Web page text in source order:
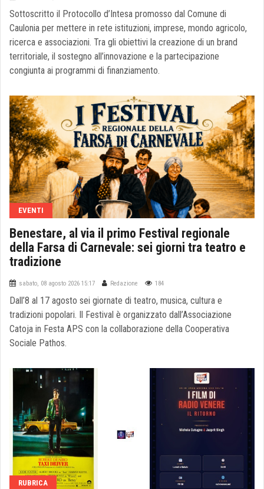
Sottoscritto il Protocollo d’Intesa promosso dal Comune di
Caulonia per mettere in rete istituzioni, imprese, mondo agricolo,
ricerca e associazioni. Tra gli obiettivi la creazione di un brand
territoriale, il sostegno all’innovazione e la partecipazione
congiunta ai programmi di finanziamento.
EVENTI
Benestare, al via il primo Festival regionale
della Farsa di Carnevale: sei giorni tra teatro e
tradizione
sabato, 08 agosto 2026 15:17 Redazione 184
Dall’8 al 17 agosto sei giornate di teatro, musica, cultura e
tradizioni popolari. Il Festival è organizzato dall’Associazione
Catoja in Festa APS con la collaborazione della Cooperativa
Sociale Pathos.
RUBRICA